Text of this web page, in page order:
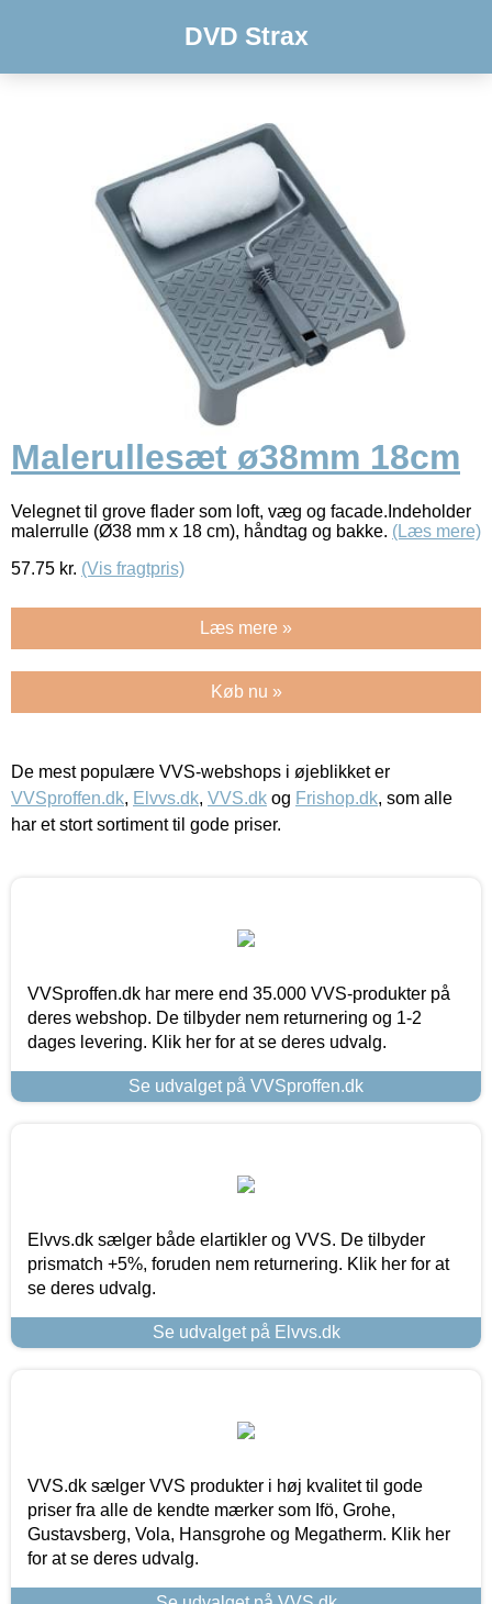
DVD Strax
Malerullesæt ø38mm 18cm
Velegnet til grove flader som loft, væg og facade.Indeholder
malerrulle (Ø38 mm x 18 cm), håndtag og bakke. (Læs mere)
57.75 kr. (Vis fragtpris)
Læs mere »
Køb nu »
De mest populære VVS-webshops i øjeblikket er
VVSproffen.dk, Elvvs.dk, VVS.dk og Frishop.dk, som alle
har et stort sortiment til gode priser.
VVSproffen.dk har mere end 35.000 VVS-produkter på
deres webshop. De tilbyder nem returnering og 1-2
dages levering. Klik her for at se deres udvalg.
Se udvalget på VVSproffen.dk
Elvvs.dk sælger både elartikler og VVS. De tilbyder
prismatch +5%, foruden nem returnering. Klik her for at
se deres udvalg.
Se udvalget på Elvvs.dk
VVS.dk sælger VVS produkter i høj kvalitet til gode
priser fra alle de kendte mærker som Ifö, Grohe,
Gustavsberg, Vola, Hansgrohe og Megatherm. Klik her
for at se deres udvalg.